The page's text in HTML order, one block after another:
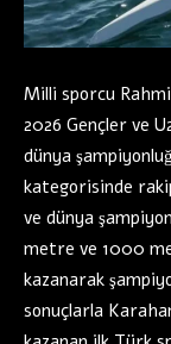
Milli sporcu
2026 Gençler ve
dünya
kategorisinde
ve dünya
metre ve 1000
kazanarak
sonuçlarla